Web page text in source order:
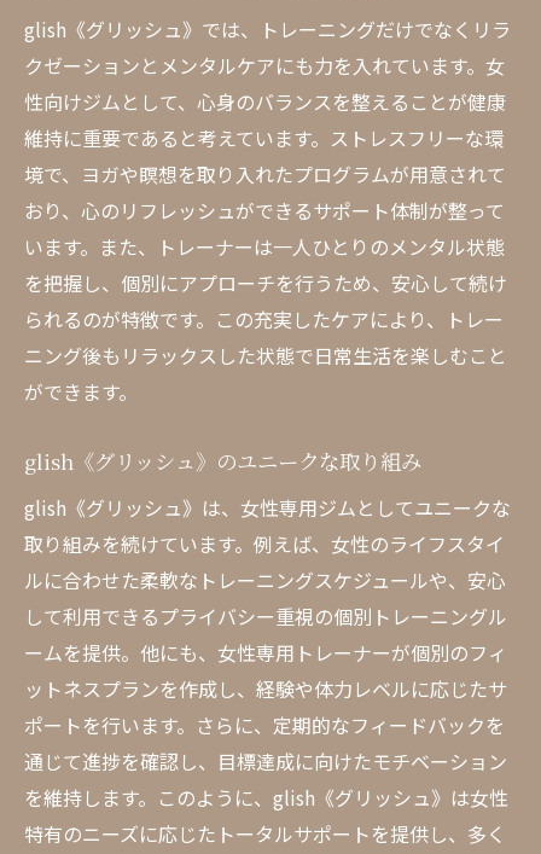
glish《グリッシュ》では、トレーニングだけでなくリラ
クゼーションとメンタルケアにも力を入れています。女
性向けジムとして、心身のバランスを整えることが健康
維持に重要であると考えています。ストレスフリーな環
境で、ヨガや瞑想を取り入れたプログラムが用意されて
おり、心のリフレッシュができるサポート体制が整って
います。また、トレーナーは一人ひとりのメンタル状態
を把握し、個別にアプローチを行うため、安心して続け
られるのが特徴です。この充実したケアにより、トレー
ニング後もリラックスした状態で日常生活を楽しむこと
ができます。
glish《グリッシュ》のユニークな取り組み
glish《グリッシュ》は、女性専用ジムとしてユニークな
取り組みを続けています。例えば、女性のライフスタイ
ルに合わせた柔軟なトレーニングスケジュールや、安心
して利用できるプライバシー重視の個別トレーニングル
ームを提供。他にも、女性専用トレーナーが個別のフィ
ットネスプランを作成し、経験や体力レベルに応じたサ
ポートを行います。さらに、定期的なフィードバックを
通じて進捗を確認し、目標達成に向けたモチベーション
を維持します。このように、glish《グリッシュ》は女性
特有のニーズに応じたトータルサポートを提供し、多く